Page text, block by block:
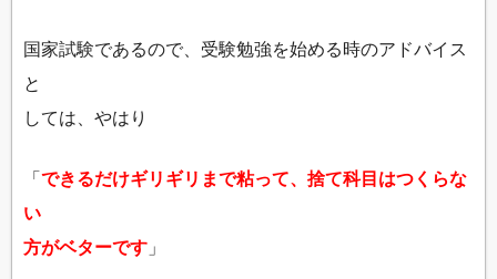
国家試験であるので、受験勉強を始める時のアドバイス
と
しては、やはり
「できるだけギリギリまで粘って、捨て科目はつくらな
い
方がベターです 」